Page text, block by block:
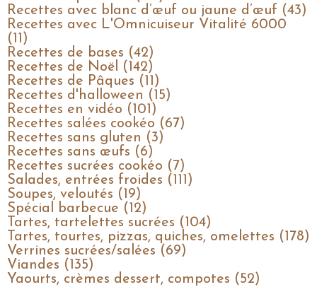
Recettes avec blanc d’œuf ou jaune d’œuf (43)
Recettes avec L'Omnicuiseur Vitalité 6000
(11)
Recettes de bases (42)
Recettes de Noël (142)
Recettes de Pâques (11)
Recettes d'halloween (15)
Recettes en vidéo (101)
Recettes salées cookéo (67)
Recettes sans gluten (3)
Recettes sans œufs (6)
Recettes sucrées cookéo (7)
Salades, entrées froides (111)
Soupes, veloutés (19)
Spécial barbecue (12)
Tartes, tartelettes sucrées (104)
Tartes, tourtes, pizzas, quiches, omelettes (178)
Verrines sucrées/salées (69)
Viandes (135)
Yaourts, crèmes dessert, compotes (52)